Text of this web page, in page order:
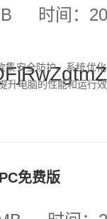
时间：
集安全防护、系统优
升电脑的性能和运行
免费版